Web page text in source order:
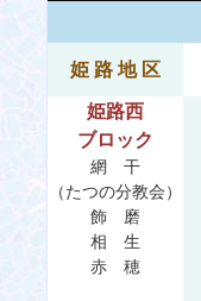
姫 路 地 区
姫路西
ブロック
網 干
（たつの分教会）
飾 磨
相 生
赤 穂